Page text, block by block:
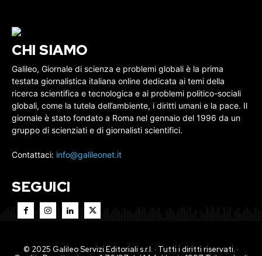
CHI SIAMO
Galileo, Giornale di scienza e problemi globali è la prima
testata giornalistica italiana online dedicata ai temi della
ricerca scientifica e tecnologica e ai problemi politico-sociali
globali, come la tutela dell’ambiente, i diritti umani e la pace. Il
giornale è stato fondato a Roma nel gennaio del 1996 da un
gruppo di scienziati e di giornalisti scientifici.
Contattaci: info@galileonet.it
SEGUICI
© 2025 Galileo Servizi Editoriali s.r.l. · Tutti i diritti riservati. ·